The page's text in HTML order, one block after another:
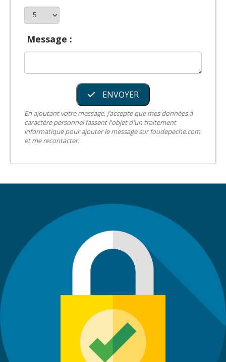
Message :
ENVOYER
En ajoutant votre message, j’accepte que mes données à
caractère personnel fassent l'objet d'un traitement
informatique pour ajouter le message sur foudepeche.com
et me recontacter.